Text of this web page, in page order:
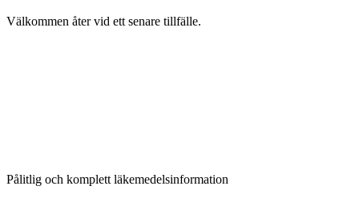
Välkommen åter vid ett senare tillfälle.
Pålitlig och komplett läkemedelsinformation